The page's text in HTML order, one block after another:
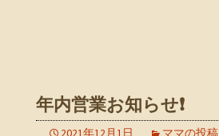
年内営業お知らせ❗
2021年12月1日 ママの投稿